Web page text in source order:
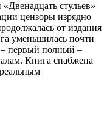
стульев»
цензоры изрядно
от издания
уменьшилась почти
первый полный –
Книга снабжена